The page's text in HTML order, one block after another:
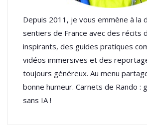
Depuis 2011, je vous emmène à la
sentiers de France avec des récits
inspirants, des guides pratiques
vidéos immersives et des
toujours généreux. Au menu
bonne humeur. Carnets de Rando :
sans IA !